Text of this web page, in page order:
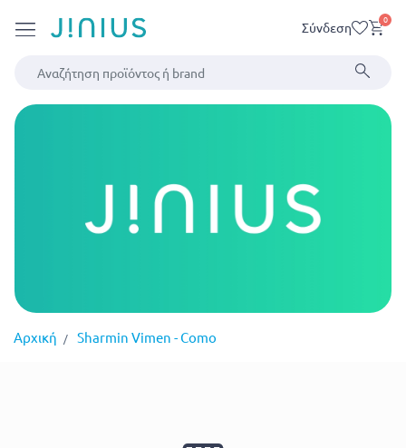
Σύνδεση 0
Αρχική Sharmin Vimen - Como